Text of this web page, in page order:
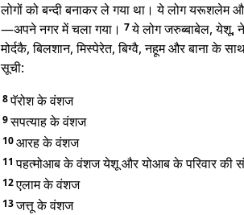
लोगों को बन्दी बनाकर ले गया था। ये लोग यरूशलेम
—अपने नगर में चला गया। 7ये लोग जरुब्बाबेल, येशू,
मोर्दकै, बिलशान, मिस्पेरेत, बिग्वै, नहूम और बाना के
सूची:
8पॅरोश के वंशज
9सपत्याह के वंशज
10आरह के वंशज
11पहत्मोआब के वंशज येशू और योआब के परिवार की
12एलाम के वंशज
13जत्तू के वंशज